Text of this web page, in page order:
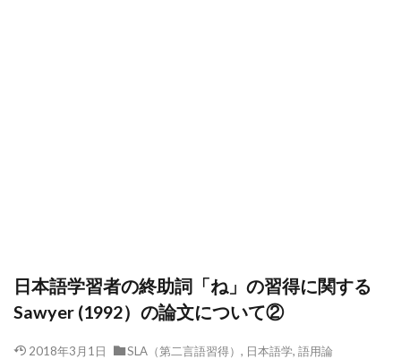
日本語学習者の終助詞「ね」の習得に関する
Sawyer (1992）の論文について②
2018年3月1日 SLA（第二言語習得） , 日本語学, 語用論